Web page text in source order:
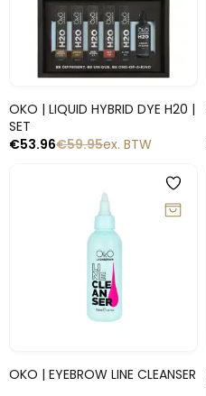
OKO | LIQUID HYBRID DYE H20 |
SET
€59.95
€53.96 ex. BTW
OKO | EYEBROW LINE CLEANSER